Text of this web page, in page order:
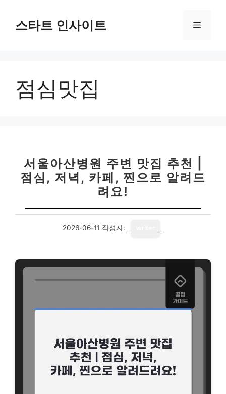
스타트 인사이트 메
점심맛집
서울아산병원 주변 맛집 추천 |
점심, 저녁, 카페, 찐으로 알려드
려요!
2026-06-11 작성자: